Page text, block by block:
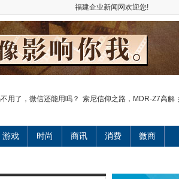
福建企业新闻网欢迎您!
用了，微信还能用吗？ 索尼信仰之路，MDR-Z7高解
游戏 时尚 商讯 消费 微商